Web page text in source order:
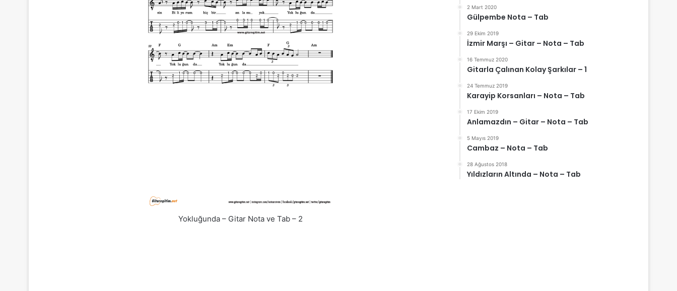
Yokluğunda – Gitar Nota ve Tab – 2
2 Mart 2020
Gülpembe Nota – Tab
29 Ekim 2019
İzmir Marşı – Gitar – Nota – Tab
16 Temmuz 2020
Gitarla Çalınan Kolay Şarkılar – 1
24 Temmuz 2019
Karayip Korsanları – Nota – Tab
17 Ekim 2019
Anlamazdın – Gitar – Nota – Tab
5 Mayıs 2019
Cambaz – Nota – Tab
28 Ağustos 2018
Yıldızların Altında – Nota – Tab